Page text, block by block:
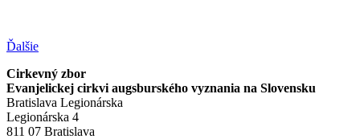
Ďalšie
Cirkevný zbor
Evanjelickej cirkvi augsburského vyznania na Slovensku
Bratislava Legionárska
Legionárska 4
811 07 Bratislava